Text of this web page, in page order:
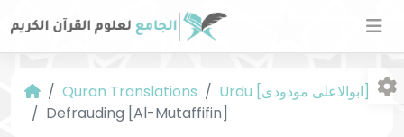
Quran Translations
Urdu [ابوالاعلی مودودی]
Defrauding [Al-Mutaffifin]